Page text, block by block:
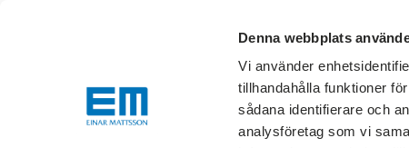
Denna webbplats
Vi använder
tillhandahålla funktioner
sådana identifierare och
analysföretag som vi